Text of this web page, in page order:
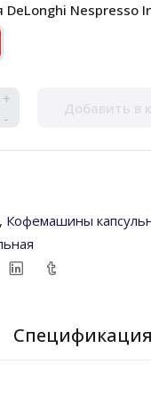
Nespresso
+
-
Добавить в
, Кофемашины
Спецификация